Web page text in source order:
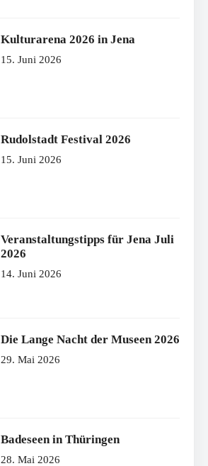
Kulturarena 2026 in Jena
15. Juni 2026
Rudolstadt Festival 2026
15. Juni 2026
Veranstaltungstipps für Jena Juli
2026
14. Juni 2026
Die Lange Nacht der Museen 2026
29. Mai 2026
Badeseen in Thüringen
28. Mai 2026